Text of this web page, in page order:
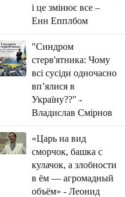
і це змінює все –
Енн Епплбом
"Синдром
стерв'ятника: Чому
всі сусіди одночасно
вп’ялися в
Україну??" -
Владислав Смірнов
«Царь на вид
сморчок, башка с
кулачок, а злобности
в ём — агромадный
объём» - Леонид